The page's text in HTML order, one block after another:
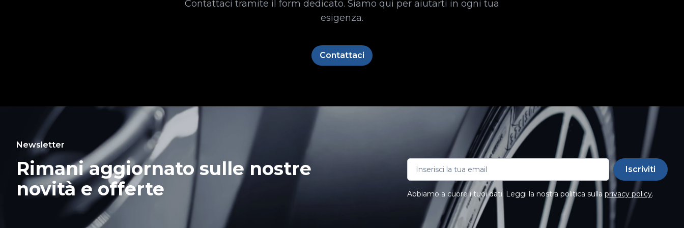
Contattaci tramite il form dedicato. Siamo qui per aiutarti in ogni tua
esigenza.
Contattaci
Newsletter
Rimani aggiornato sulle nostre
novità e offerte
Iscriviti
Abbiamo a cuore i tuoi dati. Leggi la nostra politica sulla privacy policy.